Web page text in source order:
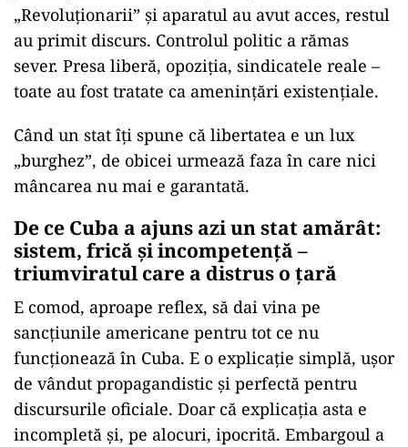
„Revoluționarii” și aparatul au avut acces, restul
au primit discurs. Controlul politic a rămas
sever. Presa liberă, opoziția, sindicatele reale –
toate au fost tratate ca amenințări existențiale.
Când un stat îți spune că libertatea e un lux
„burghez”, de obicei urmează faza în care nici
mâncarea nu mai e garantată.
De ce Cuba a ajuns azi un stat amărât:
sistem, frică și incompetență –
triumviratul care a distrus o țară
E comod, aproape reflex, să dai vina pe
sancțiunile americane pentru tot ce nu
funcționează în Cuba. E o explicație simplă, ușor
de vândut propagandistic și perfectă pentru
discursurile oficiale. Doar că explicația asta e
incompletă și, pe alocuri, ipocrită. Embargoul a